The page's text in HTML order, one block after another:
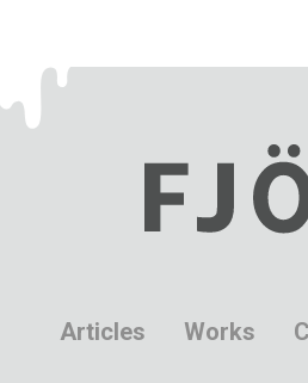
Articles Works